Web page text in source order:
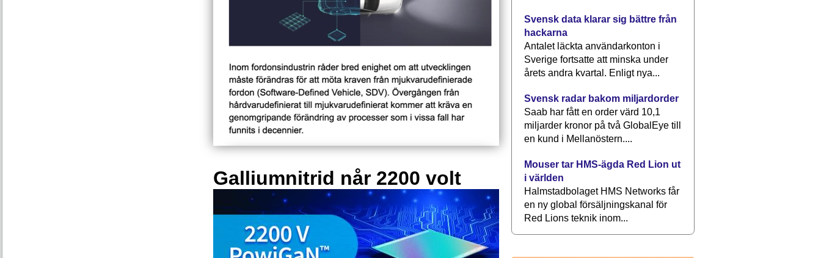
Galliumnitrid når 2200 volt
Svensk data klarar sig bättre från
hackarna
Antalet läckta användarkonton i
Sverige fortsatte att minska under
årets andra kvartal. Enligt nya...
Svensk radar bakom miljardorder
Saab har fått en order värd 10,1
miljarder kronor på två GlobalEye till
en kund i Mellanöstern....
Mouser tar HMS-ägda Red Lion ut
i världen
Halmstadbolaget HMS Networks får
en ny global försäljningskanal för
Red Lions teknik inom...